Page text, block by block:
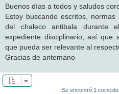
Buenos días a todos y saludos
Estoy buscando escritos,
del chaleco antibala durante
expediente disciplinario, así que
que pueda ser relevante al
Gracias de antemano
Se encontró 1